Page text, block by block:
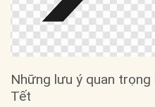
Những lưu ý quan trọng
Tết